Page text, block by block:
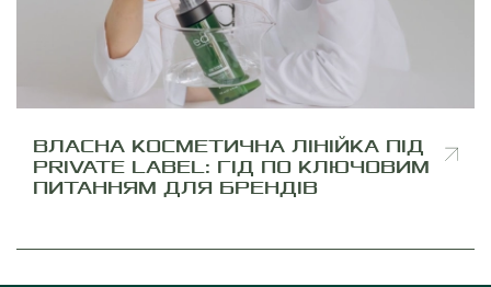
ВЛАСНА КОСМЕТИЧНА ЛІНІЙКА ПІД
PRIVATE LABEL: ГІД ПО КЛЮЧОВИМ
ПИТАННЯМ ДЛЯ БРЕНДІВ